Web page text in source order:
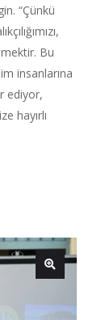
“Çünkü
Bu
insanlarına
ediyor,
hayırlı